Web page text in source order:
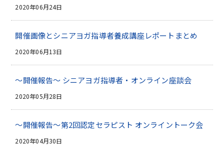
2020年06月24日
開催画像とシニアヨガ指導者養成講座レポートまとめ
2020年06月13日
～開催報告～ シニアヨガ指導者・オンライン座談会
2020年05月28日
～開催報告～第2回認定セラピスト オンライントーク会
2020年04月30日